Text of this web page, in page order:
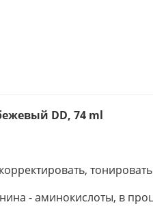
DD, 74 ml
- аминокислоты, в